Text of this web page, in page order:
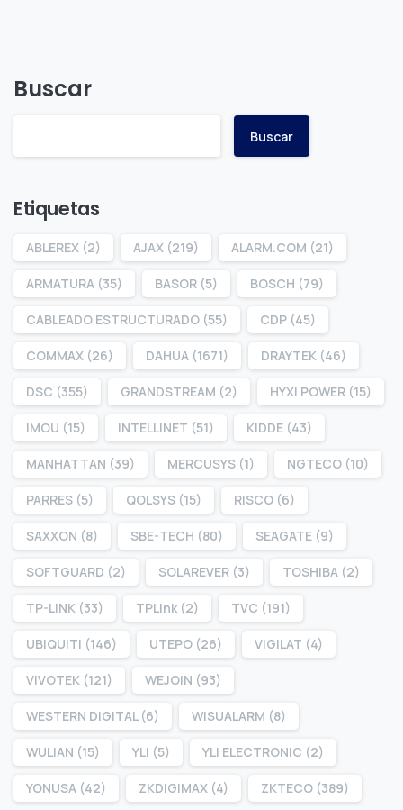
Buscar
Buscar
Etiquetas
ABLEREX (2) AJAX (219) ALARM.COM (21)
ARMATURA (35) BASOR (5) BOSCH (79)
CABLEADO ESTRUCTURADO (55) CDP (45)
COMMAX (26) DAHUA (1671) DRAYTEK (46)
DSC (355) GRANDSTREAM (2) HYXI POWER (15)
IMOU (15) INTELLINET (51) KIDDE (43)
MANHATTAN (39) MERCUSYS (1) NGTECO (10)
PARRES (5) QOLSYS (15) RISCO (6)
SAXXON (8) SBE-TECH (80) SEAGATE (9)
SOFTGUARD (2) SOLAREVER (3) TOSHIBA (2)
TP-LINK (33) TPLink (2) TVC (191)
UBIQUITI (146) UTEPO (26) VIGILAT (4)
VIVOTEK (121) WEJOIN (93)
WESTERN DIGITAL(6) WISUALARM (8)
WULIAN (15) YLI (5) YLI ELECTRONIC (2)
YONUSA (42) ZKDIGIMAX (4) ZKTECO (389)